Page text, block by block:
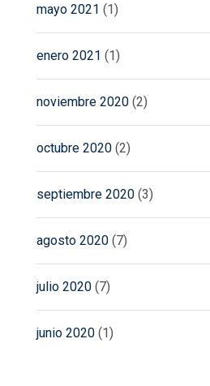
mayo 2021 (1)
enero 2021 (1)
noviembre 2020 (2)
octubre 2020 (2)
septiembre 2020 (3)
agosto 2020 (7)
julio 2020 (7)
junio 2020 (1)